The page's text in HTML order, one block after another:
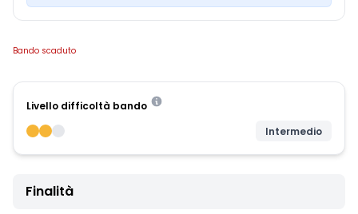
Bando scaduto
Livello difficoltà bando
Intermedio
Finalità